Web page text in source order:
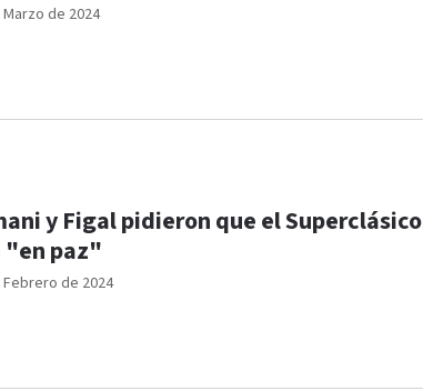
Marzo de 2024
Febrero de 2024
y Figal pidieron que el Superclásico
"en paz"